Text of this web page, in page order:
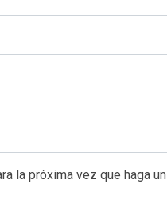
la próxima vez que haga un